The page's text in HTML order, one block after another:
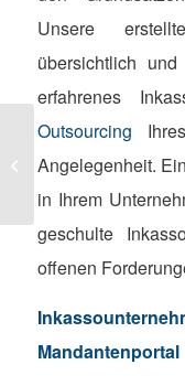
Unsere
übersichtlich
erfahrenes
Outsourcing
Angelegenheit.
in Ihrem
geschulte
offenen
Mandantenportal
Inkassounternehmen
Vorsicht! Damit